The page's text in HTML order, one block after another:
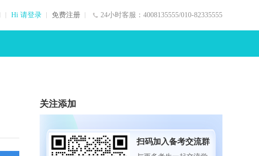
24小时客服：4008135555/010-82335555
Hi 请登录 免费注册
关注添加
扫码加入备考交流群